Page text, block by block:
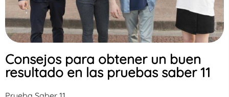
Consejos para obtener un buen
resultado en las pruebas saber 11